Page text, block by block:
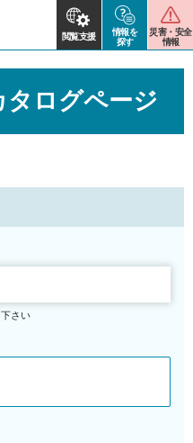
閲覧支援
情報を
探す
災害・安全
情報
ログページ
さい